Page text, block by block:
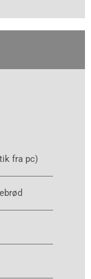
fra pc)